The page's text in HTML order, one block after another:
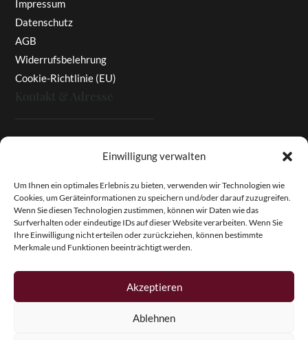
Einwilligung verwalten
Um Ihnen ein optimales Erlebnis zu bieten, verwenden wir Technologien wie
Cookies, um Geräteinformationen zu speichern und/oder darauf zuzugreifen.
Wenn Sie diesen Technologien zustimmen, können wir Daten wie das
Surfverhalten oder eindeutige IDs auf dieser Website verarbeiten. Wenn Sie
Ihre Einwilligung nicht erteilen oder zurückziehen, können bestimmte
Merkmale und Funktionen beeinträchtigt werden.
Akzeptieren
Ablehnen
Impressum
Datenschutz
AGB
Widerrufsbelehrung
Cookie-Richtlinie (EU)
Kontakt & Adresse
Heinz Enzinger-Panitz
Aussergernwallen 3
94166 Stubenberg
Deutschland
Tel.:+49 (0)8574 - 91 97 79
info@pfingstrosen.eu
Copyright © 2026 Magic Garden Paeonies. Rottaler